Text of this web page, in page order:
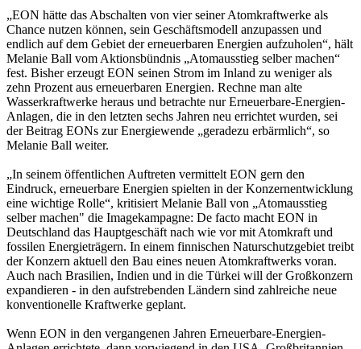
„EON hätte das Abschalten von vier seiner Atomkraftwerke als
Chance nutzen können, sein Geschäftsmodell anzupassen und
endlich auf dem Gebiet der erneuerbaren Energien aufzuholen“, hält
Melanie Ball vom Aktionsbündnis „Atomausstieg selber machen“
fest. Bisher erzeugt EON seinen Strom im Inland zu weniger als
zehn Prozent aus erneuerbaren Energien. Rechne man alte
Wasserkraftwerke heraus und betrachte nur Erneuerbare-Energien-
Anlagen, die in den letzten sechs Jahren neu errichtet wurden, sei
der Beitrag EONs zur Energiewende „geradezu erbärmlich“, so
Melanie Ball weiter.
„In seinem öffentlichen Auftreten vermittelt EON gern den
Eindruck, erneuerbare Energien spielten in der Konzernentwicklung
eine wichtige Rolle“, kritisiert Melanie Ball von „Atomausstieg
selber machen" die Imagekampagne: De facto macht EON in
Deutschland das Hauptgeschäft nach wie vor mit Atomkraft und
fossilen Energieträgern. In einem finnischen Naturschutzgebiet treibt
der Konzern aktuell den Bau eines neuen Atomkraftwerks voran.
Auch nach Brasilien, Indien und in die Türkei will der Großkonzern
expandieren - in den aufstrebenden Ländern sind zahlreiche neue
konventionelle Kraftwerke geplant.
Wenn EON in den vergangenen Jahren Erneuerbare-Energien-